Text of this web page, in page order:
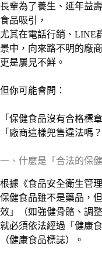
長輩為了養生、延年益
食品吸引，
尤其在電話行銷、LINE
景中，向來路不明的廠
更是屢見不鮮。
但你可能會問：
「保健食品沒有合格標
「廠商這樣兜售違法嗎
一、什麼是「合法的保
根據《食品安全衛生管理
保健食品雖不是藥品，
效」（如強健骨骼、調
就必須依法經過「健康
（健康食品標誌）。